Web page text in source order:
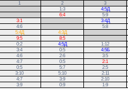
1 2
3
1:3
4:5Д
6:4
5:9
3:1
3:4Д
4:6
5:8
5:4Д 4:3Д
9:5
8:5
0:2 4:5Д 1:12
3:4
0:5 4:5Б
4:6 2:6
3:5
4:7
0:5
2:1
0:5 5:7
2:5
3:10
5:10
2:11
4:7 3:9
2:10
3:9
0:9 1:9